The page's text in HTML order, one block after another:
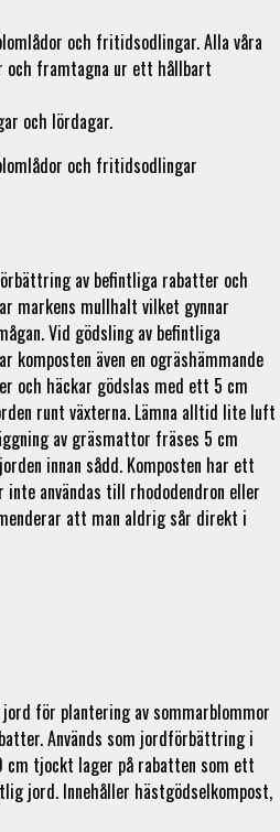
och fritidsodlingar. Alla våra
framtagna ur ett hållbart
och lördagar.
och fritidsodlingar
av befintliga rabatter och
markens mullhalt vilket gynnar
Vid gödsling av befintliga
komposten även en ogräshämmande
och häckar gödslas med ett 5 cm
runt växterna. Lämna alltid lite luft
av gräsmattor fräses 5 cm
innan sådd. Komposten har ett
användas till rhododendron eller
att man aldrig sår direkt i
för plantering av sommarblommor
Används som jordförbättring i
tjockt lager på rabatten som ett
jord. Innehåller hästgödselkompost,